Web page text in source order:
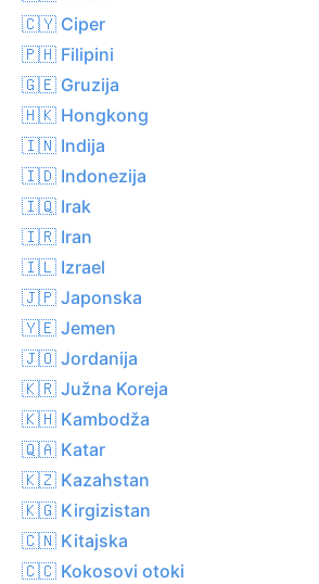
🇨🇾 Ciper
🇵🇭 Filipini
🇬🇪 Gruzija
🇭🇰 Hongkong
🇮🇳 Indija
🇮🇩 Indonezija
🇮🇶 Irak
🇮🇷 Iran
🇮🇱 Izrael
🇯🇵 Japonska
🇾🇪 Jemen
🇯🇴 Jordanija
🇰🇷 Južna Koreja
🇰🇭 Kambodža
🇶🇦 Katar
🇰🇿 Kazahstan
🇰🇬 Kirgizistan
🇨🇳 Kitajska
🇨🇨 Kokosovi otoki